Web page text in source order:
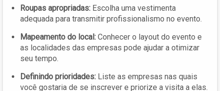
Roupas apropriadas: Escolha uma vestimenta
adequada para transmitir profissionalismo no evento.
Mapeamento do local: Conhecer o layout do evento e
as localidades das empresas pode ajudar a otimizar
seu tempo.
Definindo prioridades: Liste as empresas nas quais
você gostaria de se inscrever e priorize a visita a elas.